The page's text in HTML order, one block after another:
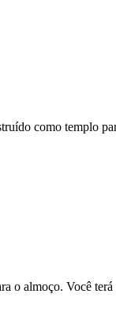
como templo
o almoço. Você